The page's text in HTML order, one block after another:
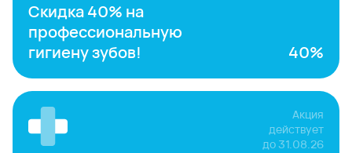
Скидка 40% на
профессиональную
гигиену зубов!
40%
Акция
действует
до31.08.26